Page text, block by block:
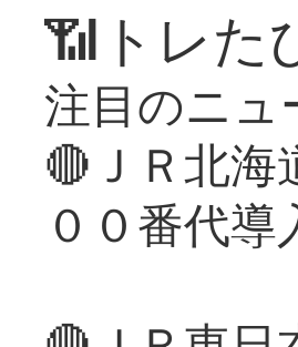
📶トレた
注目のニュ
🔴ＪＲ北海
００番代導